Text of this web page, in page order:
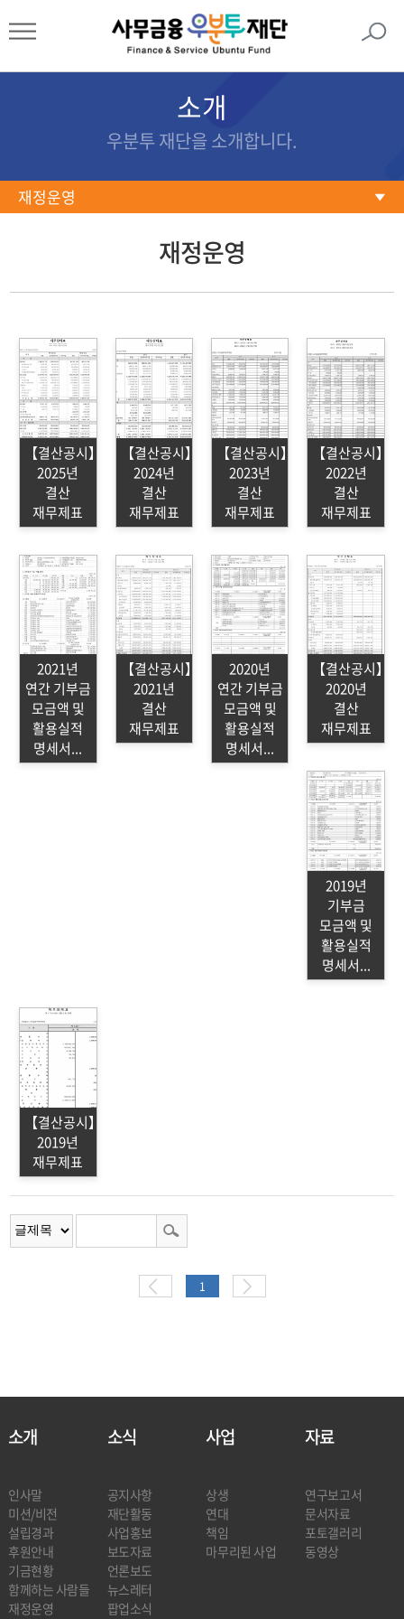
소개
우분투 재단을 소개합니다.
재정운영
설립경과
함께하는 사람들
재정운영
정관
오시는길
재정운영
【결산공시】
2025년
결산
재무제표
【결산공시】
2024년
결산
재무제표
【결산공시】
2023년
결산
재무제표
【결산공시】
2022년
결산
재무제표
2021년
연간 기부금
모금액 및
활용실적
명세서...
【결산공시】
2021년
결산
재무제표
2020년
연간 기부금
모금액 및
활용실적
명세서...
【결산공시】
2020년
결산
재무제표
2019년
기부금
모금액 및
활용실적
명세서...
【결산공시】
2019년
재무제표
1
소개
인사말
미션/비전
설립경과
후원안내
기금현황
함께하는 사람들
재정운영
소식
공지사항
재단활동
사업홍보
보도자료
언론보도
뉴스레터
팝업소식
사업
상생
연대
책임
마무리된 사업
자료
연구보고서
문서자료
포토갤러리
동영상